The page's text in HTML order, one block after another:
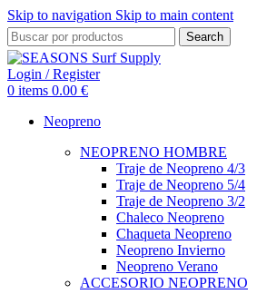
Skip to navigation Skip to main content
Search
Login / Register
0 items 0.00 €
Neopreno
NEOPRENO HOMBRE
Traje de Neopreno 4/3
Traje de Neopreno 5/4
Traje de Neopreno 3/2
Chaleco Neopreno
Chaqueta Neopreno
Neopreno Invierno
Neopreno Verano
ACCESORIO NEOPRENO